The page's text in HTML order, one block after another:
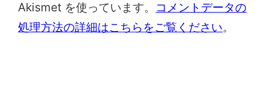
Akismet を使っています。
コメントデータの
処理方法の詳細はこちらをご覧ください。